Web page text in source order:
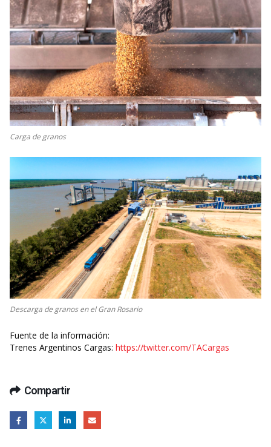
Carga de granos
Descarga de granos en el Gran Rosario
Fuente de la información:
Trenes Argentinos Cargas: https://twitter.com/TACargas
Compartir